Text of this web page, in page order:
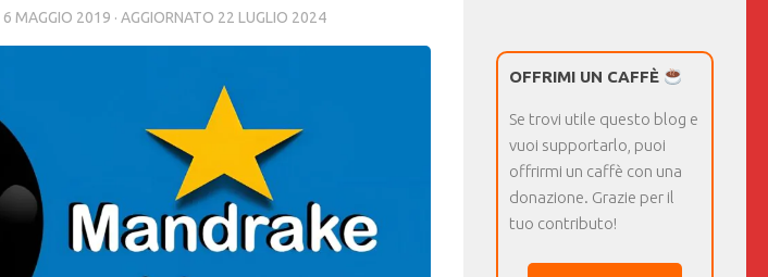
6 MAGGIO 2019 · AGGIORNATO 22 LUGLIO 2024
OFFRIMI UN CAFFÈ
Se trovi utile questo blog e
vuoi supportarlo, puoi
offrirmi un caffè con una
donazione. Grazie per il
tuo contributo!